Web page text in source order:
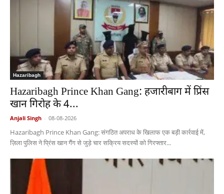
Hazaribagh
Hazaribagh Prince Khan Gang: हजारीबाग में प्रिंस
खान गिरोह के 4...
Anjali Singh - 08-08-2026
Hazaribagh Prince Khan Gang: संगठित अपराध के खिलाफ एक बड़ी कार्रवाई में,
ज़िला पुलिस ने प्रिंस खान गैंग से जुड़े चार सक्रिय सदस्यों को गिरफ्तार...